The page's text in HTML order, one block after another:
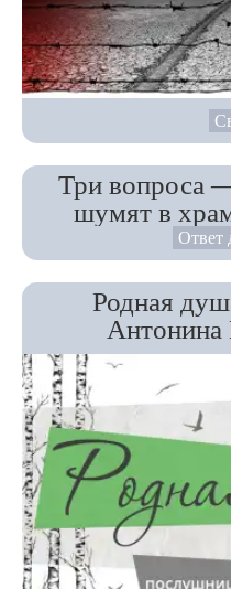
Три вопроса
шумят в
Ответ
Родная
Антонина